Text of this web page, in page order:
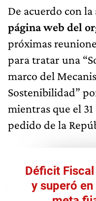
De acuerdo con la
página web del
próximas
para tratar una
marco del
Sostenibilidad”
mientras que el
pedido de la
Déficit
y superó